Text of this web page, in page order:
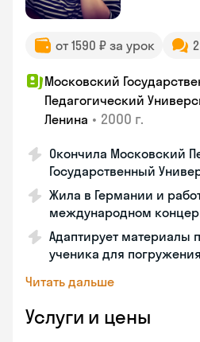
от 1590 ₽ за урок
Московский
Педагогический
Ленина • 2000 г.
Окончила Московский
Государственный
Жила в Германии и
международном
Адаптирует материалы
ученика для погружения
Читать дальше
Услуги и цены